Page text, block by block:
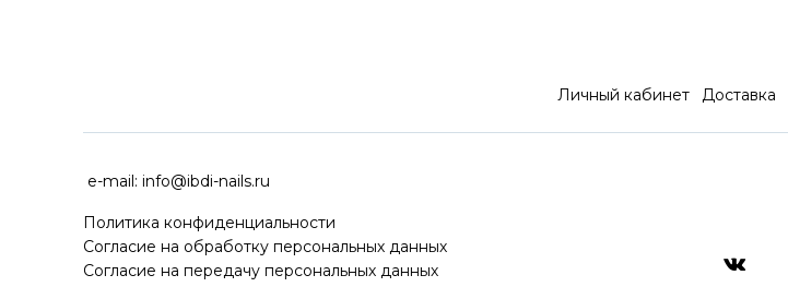
Личный кабинет Доставка
e-mail: info@ibdi-nails.ru
Политика конфиденциальности
Согласие на обработку персональных данных
Согласие на передачу персональных данных